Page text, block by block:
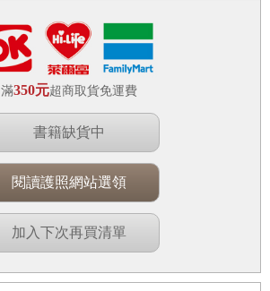
滿350元超商取貨免運費
書籍缺貨中
閱讀護照網站選領
加入下次再買清單